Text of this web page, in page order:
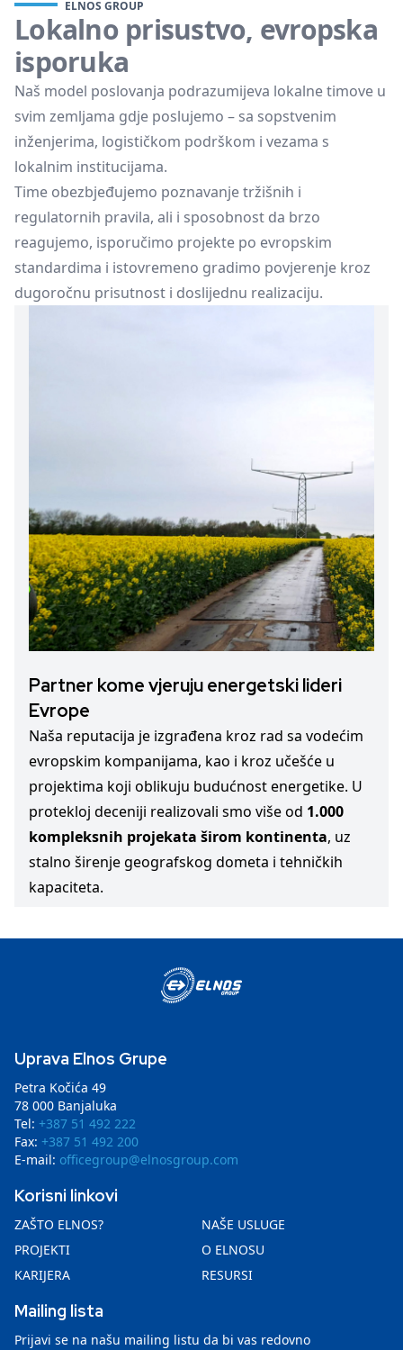
ELNOS GROUP
Lokalno prisustvo, evropska
isporuka
Naš model poslovanja podrazumijeva lokalne timove u
svim zemljama gdje poslujemo – sa sopstvenim
inženjerima, logističkom podrškom i vezama s
lokalnim institucijama.
Time obezbjeđujemo poznavanje tržišnih i
regulatornih pravila, ali i sposobnost da brzo
reagujemo, isporučimo projekte po evropskim
standardima i istovremeno gradimo povjerenje kroz
dugoročnu prisutnost i doslijednu realizaciju.
Partner kome vjeruju energetski lideri
Evrope
Naša reputacija je izgrađena kroz rad sa vodećim
evropskim kompanijama, kao i kroz učešće u
projektima koji oblikuju budućnost energetike. U
protekloj deceniji realizovali smo više od 1.000
kompleksnih projekata širom kontinenta, uz
stalno širenje geografskog dometa i tehničkih
kapaciteta.
Uprava Elnos Grupe
Petra Kočića 49
78 000 Banjaluka
Tel: +387 51 492 222
Fax: +387 51 492 200
E-mail: officegroup@elnosgroup.com
Korisni linkovi
ZAŠTO ELNOS?
NAŠE USLUGE
PROJEKTI
O ELNOSU
KARIJERA
RESURSI
Mailing lista
Prijavi se na našu mailing listu da bi vas redovno